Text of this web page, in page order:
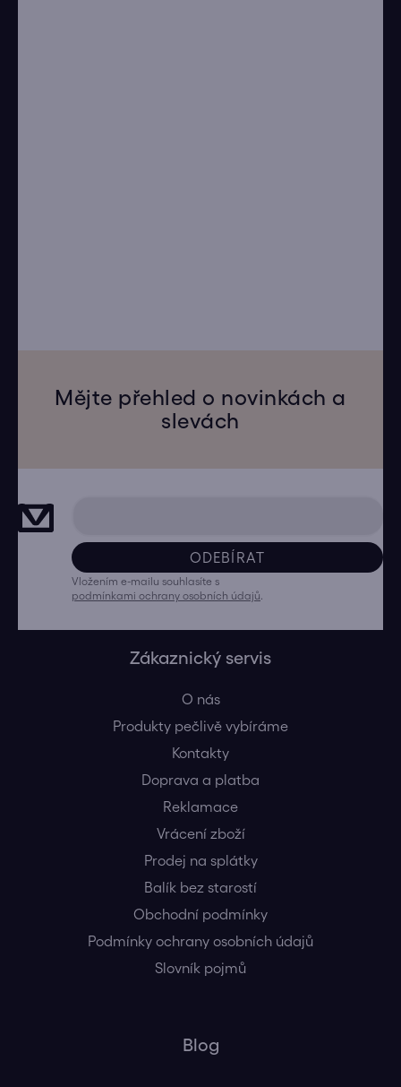
Mějte přehled o novinkách a
slevách
ODEBÍRAT
Vložením e-mailu souhlasíte s
podmínkami ochrany osobních údajů
Zákaznický servis
O nás
Produkty pečlivě vybíráme
Kontakty
Doprava a platba
Reklamace
Vrácení zboží
Prodej na splátky
Balík bez starostí
Obchodní podmínky
Podmínky ochrany osobních údajů
Slovník pojmů
Blog